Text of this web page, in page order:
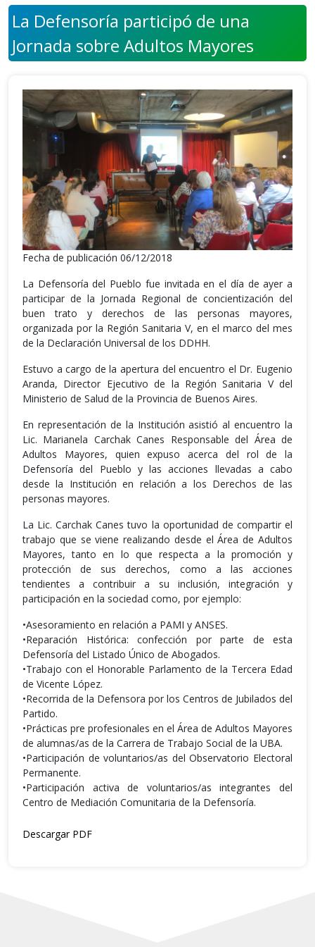
La Defensoría participó de una
Jornada sobre Adultos Mayores
Fecha de publicación 06/12/2018
La Defensoría del Pueblo fue invitada en el día de ayer a
participar de la Jornada Regional de concientización del
buen trato y derechos de las personas mayores,
organizada por la Región Sanitaria V, en el marco del mes
de la Declaración Universal de los DDHH.
Estuvo a cargo de la apertura del encuentro el Dr. Eugenio
Aranda, Director Ejecutivo de la Región Sanitaria V del
Ministerio de Salud de la Provincia de Buenos Aires.
En representación de la Institución asistió al encuentro la
Lic. Marianela Carchak Canes Responsable del Área de
Adultos Mayores, quien expuso acerca del rol de la
Defensoría del Pueblo y las acciones llevadas a cabo
desde la Institución en relación a los Derechos de las
personas mayores.
La Lic. Carchak Canes tuvo la oportunidad de compartir el
trabajo que se viene realizando desde el Área de Adultos
Mayores, tanto en lo que respecta a la promoción y
protección de sus derechos, como a las acciones
tendientes a contribuir a su inclusión, integración y
participación en la sociedad como, por ejemplo:
•Asesoramiento en relación a PAMI y ANSES.
•Reparación Histórica: confección por parte de esta
Defensoría del Listado Único de Abogados.
•Trabajo con el Honorable Parlamento de la Tercera Edad
de Vicente López.
•Recorrida de la Defensora por los Centros de Jubilados del
Partido.
•Prácticas pre profesionales en el Área de Adultos Mayores
de alumnas/as de la Carrera de Trabajo Social de la UBA.
•Participación de voluntarios/as del Observatorio Electoral
Permanente.
•Participación activa de voluntarios/as integrantes del
Centro de Mediación Comunitaria de la Defensoría.
Descargar PDF